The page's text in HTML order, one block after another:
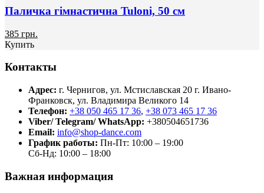
Паличка гімнастична Tuloni, 50 см
385 грн.
Купить
Контакты
Адрес: г. Чернигов, ул. Мстиславская 20 г. Ивано-
Франковск, ул. Владимира Великого 14
Телефон: +38 050 465 17 36, +38 073 465 17 36
Viber/ Telegram/ WhatsApp: +380504651736
Email: info@shop-dance.com
График работы: Пн-Пт: 10:00 – 19:00
Сб-Нд: 10:00 – 18:00
Важная информация